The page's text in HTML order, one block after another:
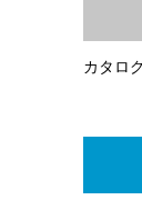
カタロ